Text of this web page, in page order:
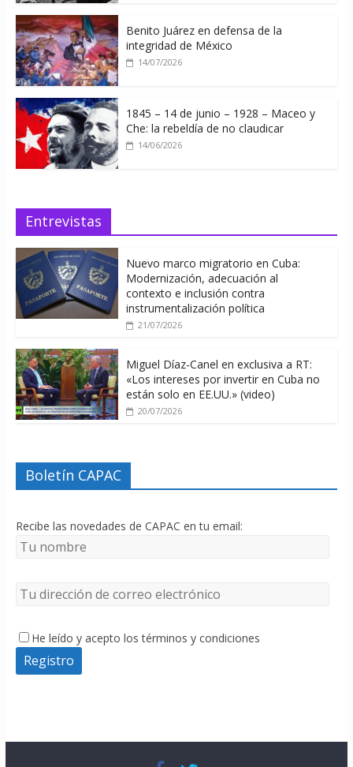
Benito Juárez en defensa de la
integridad de México
14/07/2026
1845 – 14 de junio – 1928 – Maceo y
Che: la rebeldía de no claudicar
14/06/2026
Entrevistas
Nuevo marco migratorio en Cuba:
Modernización, adecuación al
contexto e inclusión contra
instrumentalización política
21/07/2026
Miguel Díaz-Canel en exclusiva a RT:
«Los intereses por invertir en Cuba no
están solo en EE.UU.» (video)
20/07/2026
Boletín CAPAC
Recibe las novedades de CAPAC en tu email:
He leído y acepto los términos y condiciones